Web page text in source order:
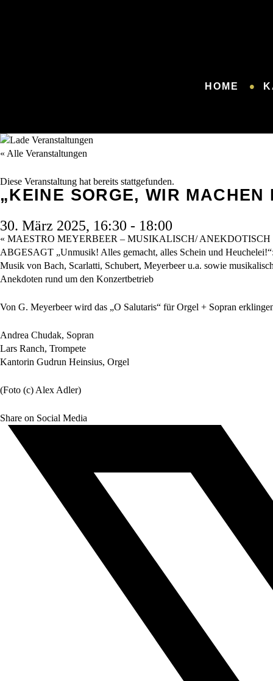
HOME
« Alle Veranstaltungen
Diese Veranstaltung hat bereits stattgefunden.
„KEINE SORGE, WIR
30. März 2025, 16:30 - 18:00
« MAESTRO MEYERBEER – MUSIKALISCH/ ANEKDOTISCH
ABGESAGT „Unmusik! Alles gemacht, alles Schein und
Musik von Bach, Scarlatti, Schubert, Meyerbeer u.a. sowie
Anekdoten rund um den Konzertbetrieb
Von G. Meyerbeer wird das „O Salutaris“ für Orgel + Sopran
Andrea Chudak, Sopran
Lars Ranch, Trompete
Kantorin Gudrun Heinsius, Orgel
(Foto (c) Alex Adler)
Share on Social Media